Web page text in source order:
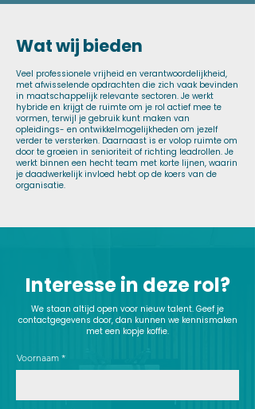
Wat wij bieden
Veel professionele vrijheid en verantwoordelijkheid,
met afwisselende opdrachten die zich vaak bevinden
in maatschappelijk relevante sectoren. Je werkt
hybride en krijgt de ruimte om je rol actief mee te
vormen, terwijl je gebruik kunt maken van
opleidings- en ontwikkelmogelijkheden om jezelf
verder te versterken. Daarnaast is er volop ruimte om
door te groeien in senioriteit of richting leadrollen. Je
werkt binnen een hecht team met korte lijnen, waarin
je daadwerkelijk invloed hebt op de koers van de
organisatie.
Interesse in deze rol?
We staan altijd open voor nieuw talent. Geef je
contactgegevens door, dan kunnen we kennismaken
met een kopje koffie.
Voornaam